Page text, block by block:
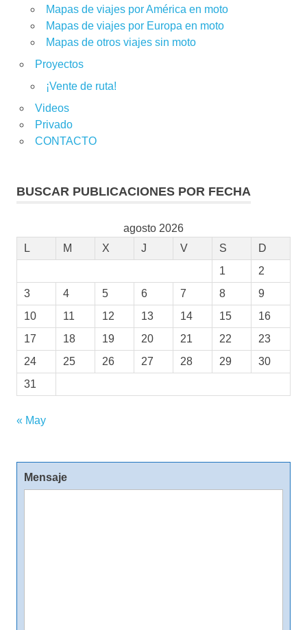
Mapas de viajes por América en moto
Mapas de viajes por Europa en moto
Mapas de otros viajes sin moto
Proyectos
¡Vente de ruta!
Videos
Privado
CONTACTO
BUSCAR PUBLICACIONES POR FECHA
agosto 2026
L
M X J V S
D
1
2
3
4 5 6 7 8
9
10
11 12 13 14 15
16
17
18 19 20 21 22
23
24
25 26 27 28 29
30
31
« May
Mensaje